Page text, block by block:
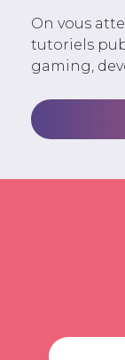
On vous
tutoriels
gaming,